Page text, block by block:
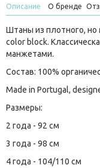
Описание О бренде
Штаны из плотного, но
color block.
манжетами.
Состав: 100%
Made in Portugal,
Размеры:
2 года - 92 см
3 года - 98 см
4 года - 104/110 см